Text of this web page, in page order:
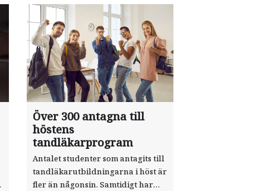
Över 300 antagna till
höstens
tandläkarprogram
Antalet studenter som antagits till
tandläkarutbildningarna i höst är
fler än någonsin. Samtidigt har